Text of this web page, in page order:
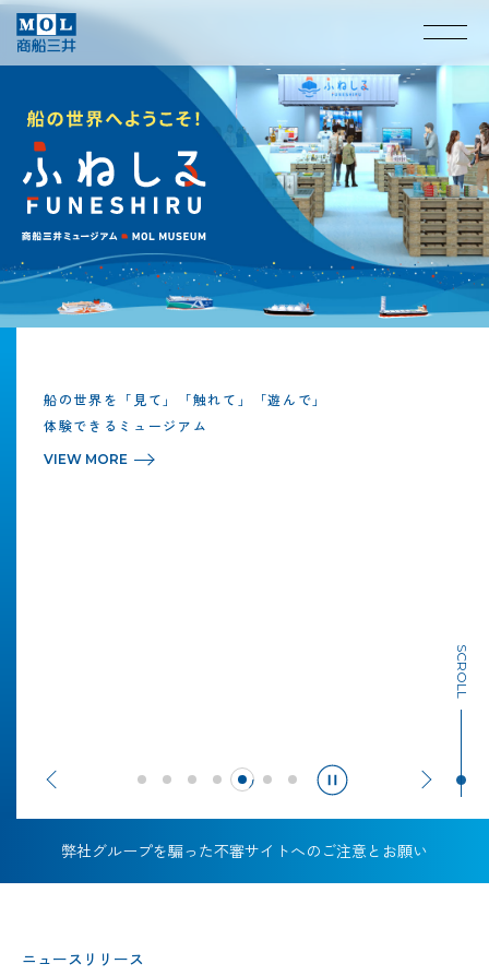
013
012
船の世界を「見て」「触れて」「遊んで」
体験できるミュージアム
VIEW MORE
1 2 3 4 5 6 7
SCROLL
弊社グループを騙った不審サイトへのご注意とお願い
ニュースリリース